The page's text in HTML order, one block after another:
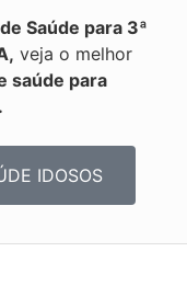
Saúde para 3ª
veja o melhor
saúde para
IDOSOS